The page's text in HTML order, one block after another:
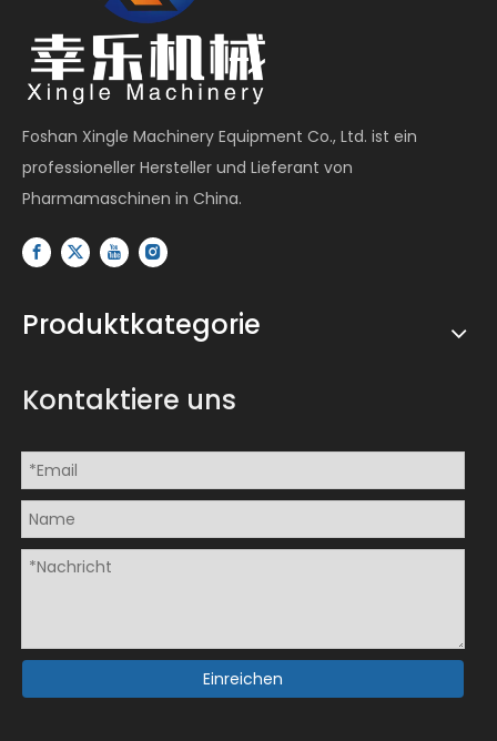
Foshan Xingle Machinery Equipment Co., Ltd. ist ein
professioneller Hersteller und Lieferant von
Pharmamaschinen in China.
Produktkategorie
Kontaktiere uns
Einreichen